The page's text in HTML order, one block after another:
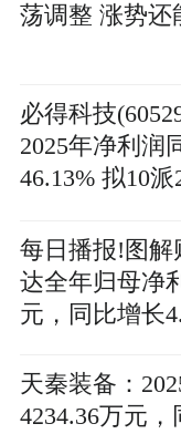
荡调整 涨势还
必得科技
2025年净利润
46.13% 拟10
每日播报!图解
达全年归母净
元，同比增长
天秦装备：
4234.36万元，